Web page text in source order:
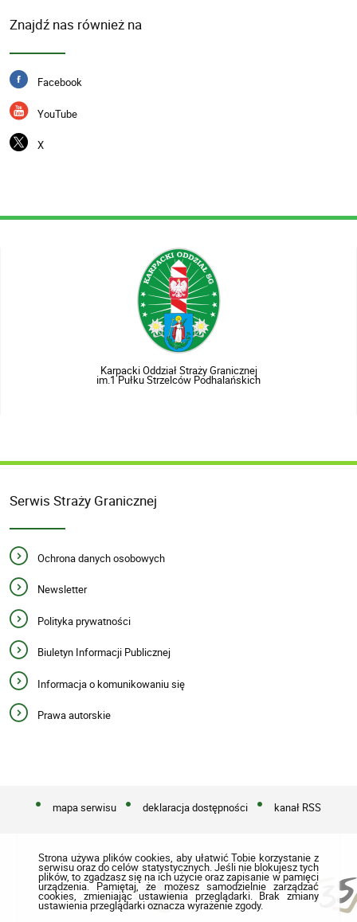
Znajdź nas również na
Facebook
YouTube
X
Karpacki Oddział Straży Granicznej
im.1 Pułku Strzelców Podhalańskich
Serwis Straży Granicznej
Ochrona danych osobowych
Newsletter
Polityka prywatności
Biuletyn Informacji Publicznej
Informacja o komunikowaniu się
Prawa autorskie
mapa serwisu deklaracja dostępności kanał RSS
Strona używa plików cookies, aby ułatwić Tobie korzystanie z
serwisu oraz do celów statystycznych. Jeśli nie blokujesz tych
plików, to zgadzasz się na ich użycie oraz zapisanie w pamięci
urządzenia. Pamiętaj, że możesz samodzielnie zarządzać
cookies, zmieniając ustawienia przeglądarki. Brak zmiany
ustawienia przeglądarki oznacza wyrażenie zgody.